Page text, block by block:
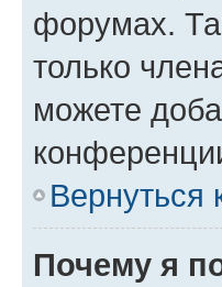
форумах.
только
можете
Вернуться
Почему я